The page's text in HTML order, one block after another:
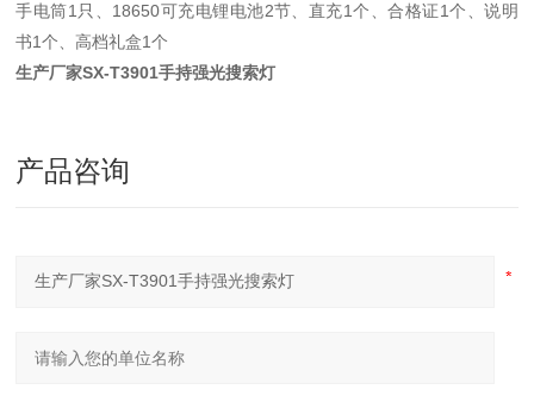
手电筒1只、18650可充电锂电池2节、直充1个、合格证1个、说明
书1个、高档礼盒1个
生产厂家SX-T3901手持强光搜索灯
产品咨询